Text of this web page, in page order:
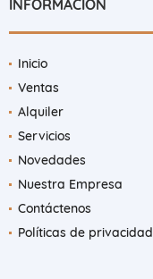
INFORMACIÓN
Inicio
Ventas
Alquiler
Servicios
Novedades
Nuestra Empresa
Contáctenos
Políticas de privacidad